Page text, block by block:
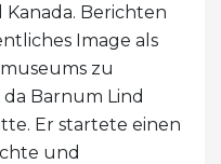
Kanada. Berichten
Image als
zu
da Barnum Lind
Er startete einen
und